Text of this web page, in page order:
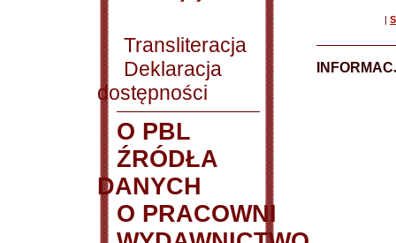
Transliteracja
Deklaracja
dostępności
O PBL
ŹRÓDŁA
DANYCH
O PRACOWNI
|